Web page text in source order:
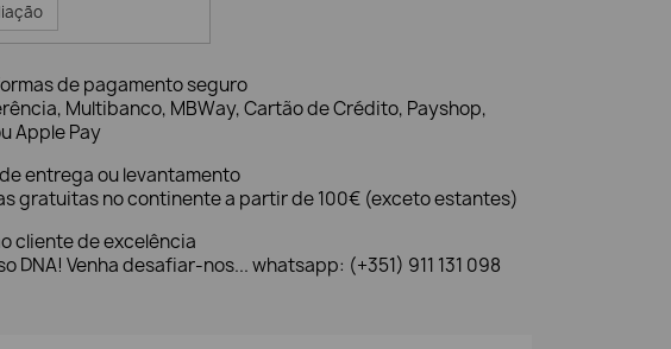
de pagamento seguro
Multibanco, MBWay, Cartão de Crédito, Payshop,
Apple Pay
entrega ou levantamento
gratuitas no continente a partir de 100€ (exceto estantes)
cliente de excelência
DNA! Venha desafiar-nos... whatsapp: (+351) 911 131 098